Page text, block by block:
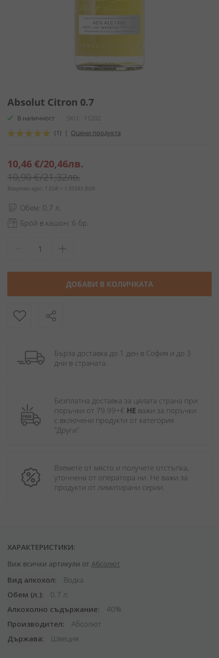
към
на
галерия
със
Absolut Citron 0.7
В наличност SKU
11202
Оценка:
(1) | Оцени продукта
Специална
цена
10,46 €/20,46лв.
10,90 €/21,32лв.
Валутен курс: 1 EUR = 1.95583 BGN
Обем: 0.7 л.
Брой в кашон: 6 бр.
ДОБАВИ В КОЛИЧКАТА
Бърза доставка до 1 ден в София и до 3
дни в страната.
Безплатна доставка за цялата страна при
поръчки от 79.99+€ НЕ важи за поръчки
с включени продукти от категория
"Други".
Вземете от място и получете отстъпка,
уточнена от оператора ни. Не важи за
продукти от лимитирани серии.
ХАРАКТЕРИСТИКИ:
Виж всички артикули от Абсолют
Вид алкохол
Водка
Обем (л.)
0.7 л.
Алкохолно съдържание
40%
Производител
Абсолют
Държава
Швеция